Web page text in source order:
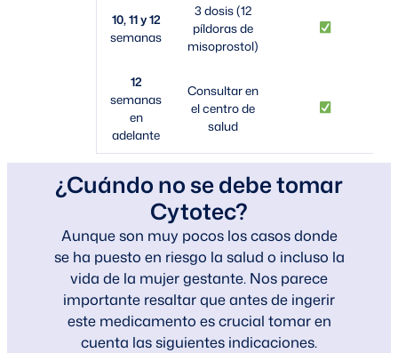
10, 11 y 12
semanas
3 dosis (12
píldoras de
misoprostol)
12
semanas
en
adelante
Consultar en
el centro de
salud
¿Cuándo no se debe tomar
Cytotec?
Aunque son muy pocos los casos donde
se ha puesto en riesgo la salud o incluso la
vida de la mujer gestante. Nos parece
importante resaltar que antes de ingerir
este medicamento es crucial tomar en
cuenta las siguientes indicaciones.